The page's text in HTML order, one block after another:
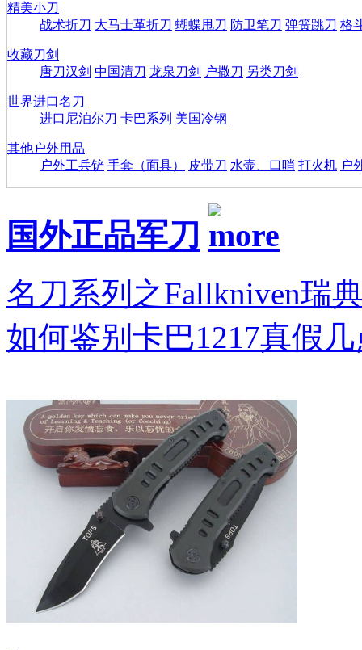
精美小刀
战术折刀 大马士革折刀 蝴蝶甩刀 防卫笔刀 弹簧跳刀 格
收藏刀剑
唐刀汉剑 中国清刀 龙泉刀剑 户撒刀 另类刀剑
世界进口名刀
进口尼泊尔刀 卡巴系列 美国冷钢
其他户外用品
户外工兵铲 手套（面具） 皮带刀 水壶、口哨 打火机 户
国外正品军刀
名刀系列之Fallkniven瑞
如何鉴别卡巴1217真假